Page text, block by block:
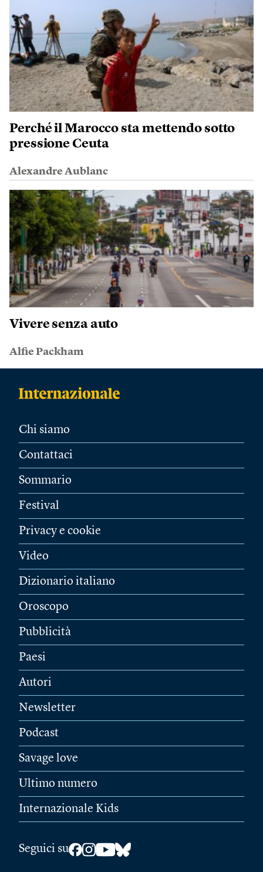
Perché il Marocco sta mettendo sotto
pressione Ceuta
Alexandre Aublanc
Vivere senza auto
Alfie Packham
Chi siamo
Contattaci
Sommario
Festival
Privacy e cookie
Video
Dizionario italiano
Oroscopo
Pubblicità
Paesi
Autori
Newsletter
Podcast
Savage love
Ultimo numero
Internazionale Kids
Seguici su